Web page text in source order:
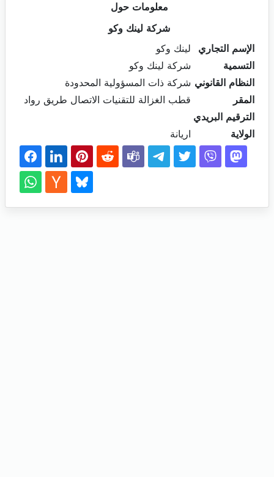
معلومات حول
شركة لينك وكو
الإسم التجاري
لينك وكو
التسمية
شركة لينك وكو
النظام القانوني شركة ذات المسؤولية المحدودة
المقر
قطب الغزالة للتقنيات الاتصال طريق رواد
الترقيم البريدي
الولاية
اريانة